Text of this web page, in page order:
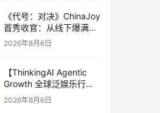
《代号：对决》ChinaJoy
首秀收官：从线下爆满看
见玩家的真实期待
2026年8月6日
【ThinkingAI Agentic
Growth 全球泛娱乐行业
峰会】Agent 时代，人到
底负责什么
2026年8月6日